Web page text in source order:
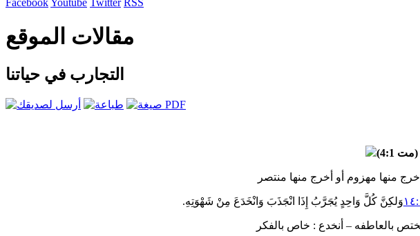
مقالات الموقع
التجارب في حياتنا
4:1)
منها مهزوم أو أخرج منها منتصر
وَلكِنَّ كُلَّ وَاحِدٍ يُجَرَّبُ إِذَا انْجَذَبَ وَانْخَدَعَ مِنْ شَهْوَتِهِ.
بالعاطفه – أنخدع : خاص بالفكر